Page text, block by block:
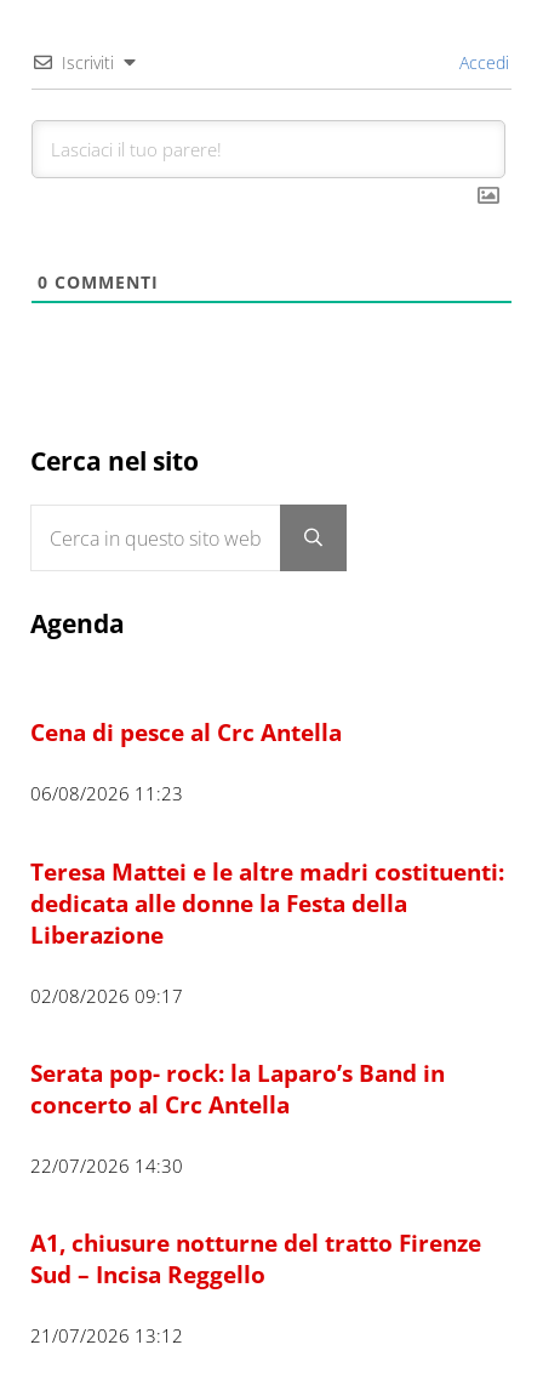
Iscriviti Accedi
0 COMMENTI
Sidebar
Cerca nel sito
Submit search
Agenda
Cena di pesce al Crc Antella
06/08/2026 11:23
Teresa Mattei e le altre madri costituenti:
dedicata alle donne la Festa della
Liberazione
02/08/2026 09:17
Serata pop- rock: la Laparo’s Band in
concerto al Crc Antella
22/07/2026 14:30
A1, chiusure notturne del tratto Firenze
Sud – Incisa Reggello
21/07/2026 13:12